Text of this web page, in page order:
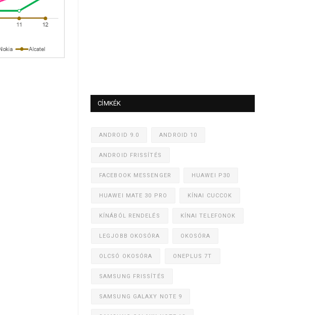
CÍMKÉK
ANDROID 9.0 ANDROID 10
ANDROID FRISSÍTÉS
FACEBOOK MESSENGER HUAWEI P30
HUAWEI MATE 30 PRO KÍNAI CUCCOK
KÍNÁBÓL RENDELÉS KÍNAI TELEFONOK
LEGJOBB OKOSÓRA OKOSÓRA
OLCSÓ OKOSÓRA ONEPLUS 7T
SAMSUNG FRISSÍTÉS
SAMSUNG GALAXY NOTE 9